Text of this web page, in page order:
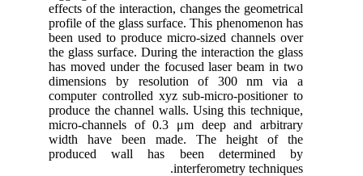
effects of the interaction, changes the geometrical
profile of the glass surface. This phenomenon has
been used to produce micro-sized channels over
the glass surface. During the interaction the glass
has moved under the focused laser beam in two
dimensions by resolution of 300 nm via a
computer controlled xyz sub-micro-positioner to
produce the channel walls. Using this technique,
micro-channels of 0.3 μm deep and arbitrary
width have been made. The height of the
produced wall has been determined by
interferometry techniques.